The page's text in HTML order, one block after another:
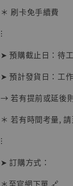
【現貨】
可動蒐藏
＊ 刷卡免手續費
⁝
➤ 預購截止日：待
➤ 預計發貨日：工
→ 若有提前或延後
＊ 若有時間考量,
⁝
➤ 訂購方式：
＊至官網下單 🔗